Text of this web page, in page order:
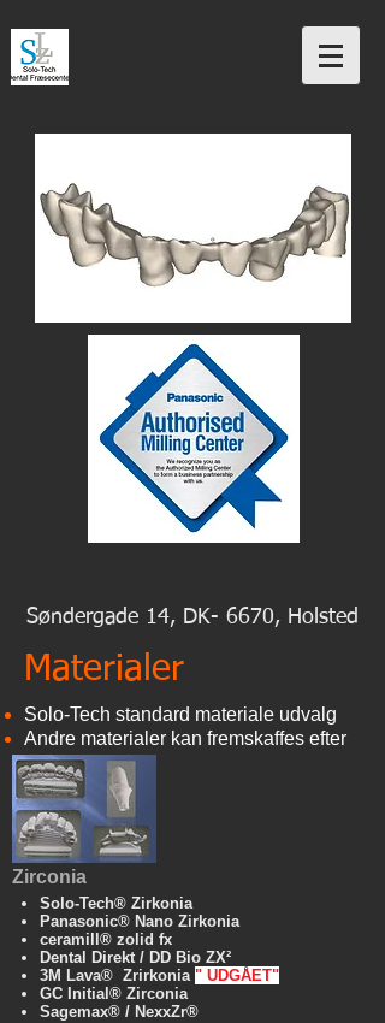
Søndergade 14, DK- 6670, Holsted
Materialer
Solo-Tech standard materiale udvalg
Andre materialer kan fremskaffes efter
forespørgelse
Zirconia
Solo-Tech® Zirkonia
Panasonic® Nano Zirkonia
ceramill® zolid fx
Dental Direkt / DD Bio ZX²
3M Lava® Zrirkonia" UDGÅET"
GC Initial® Zirconia
Sagemax® / NexxZr®